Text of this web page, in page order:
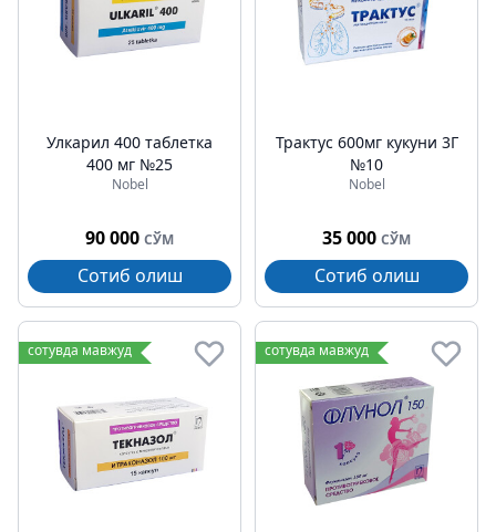
Улкарил 400 таблетка
400 мг №25
Nobel
90 000 СЎМ
Сотиб олиш
Трактус 600мг кукуни 3Г
№10
Nobel
35 000 СЎМ
Сотиб олиш
сотувда мавжуд сотувда мавжуд